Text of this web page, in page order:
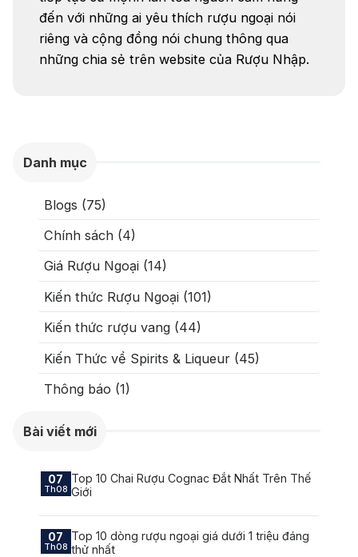
Rượu Vang Ý
Rượu Vang Đỏ
Single Malt Scotch Whisky
Whiskey Mỹ
Vodka
Thương hiệu nổi bật
Chivas Macallan Hibiki
Johnnie Walker Singleton
Absolut Courvoisier
+ Ưu đãi giữa năm: Ngập tràn quà
+ Nhà cung cấp uy tín
đến với những ai yêu thích rượu ngoại nói
riêng và cộng đồng nói chung thông qua
những chia sẻ trên website của Rượu Nhập.
Danh mục
Blogs (75)
Chính sách (4)
Giá Rượu Ngoại (14)
Kiến thức Rượu Ngoại (101)
Kiến thức rượu vang (44)
Kiến Thức về Spirits & Liqueur (45)
Thông báo (1)
Bài viết mới
07
Th08
Top 10 Chai Rượu Cognac Đắt Nhất Trên Thế
Giới
07
Th08
Top 10 dòng rượu ngoại giá dưới 1 triệu đáng
thử nhất